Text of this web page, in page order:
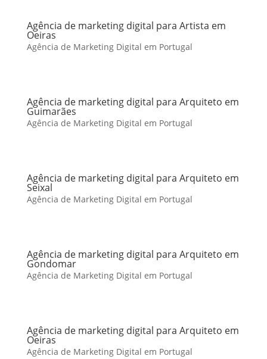
Agência de marketing digital para Artista em
Oeiras
Agência de Marketing Digital em Portugal
Agência de marketing digital para Arquiteto em
Guimarães
Agência de Marketing Digital em Portugal
Agência de marketing digital para Arquiteto em
Seixal
Agência de Marketing Digital em Portugal
Agência de marketing digital para Arquiteto em
Gondomar
Agência de Marketing Digital em Portugal
Agência de marketing digital para Arquiteto em
Oeiras
Agência de Marketing Digital em Portugal